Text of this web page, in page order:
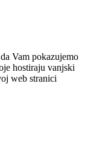
Vam pokazujemo
hostiraju vanjski
web stranici